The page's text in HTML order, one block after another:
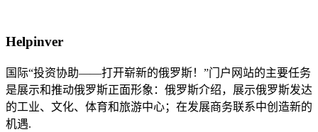
Helpinver
国际“投资协助——打开崭新的俄罗斯！”门户网站的主要任务
是展示和推动俄罗斯正面形象：俄罗斯介绍，展示俄罗斯发达
的工业、文化、体育和旅游中心；在发展商务联系中创造新的
机遇.